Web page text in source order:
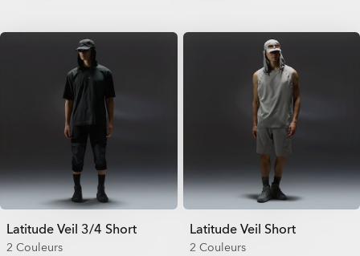
Latitude Veil 3/4 Short
2 Couleurs
Latitude Veil Short
2 Couleurs